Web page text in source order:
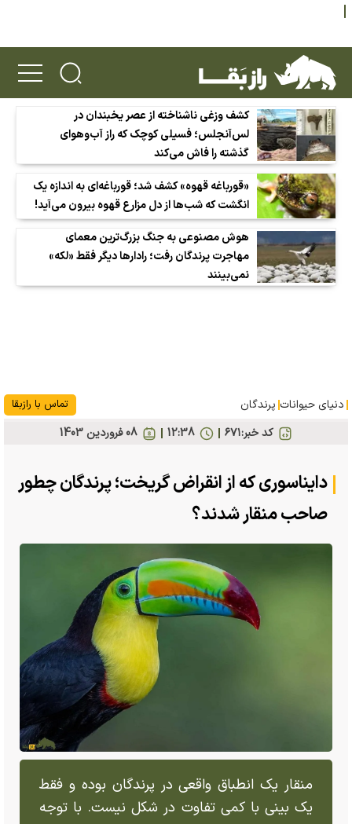
کشف وزغی ناشناخته از عصر یخبندان در
لس‌آنجلس؛ فسیلی کوچک که راز آب‌وهوای
گذشته را فاش می‌کند
«قورباغه قهوه» کشف شد؛ قورباغه‌ای به اندازه یک
انگشت که شب‌ها از دل مزارع قهوه بیرون می‌آید!
هوش مصنوعی به جنگ بزرگ‌ترین معمای
مهاجرت پرندگان رفت؛ رادارها دیگر فقط «لکه»
نمی‌بینند
دنیای حیوانات پرندگان تماس با رازبقا
کد خبر:۶۷۱ 08 فروردين 1403 12:38
دایناسوری که از انقراض گریخت؛ پرندگان چطور
صاحب منقار شدند؟
منقار یک انطباق واقعی در پرندگان بوده و فقط
یک بینی با کمی تفاوت در شکل نیست. با توجه